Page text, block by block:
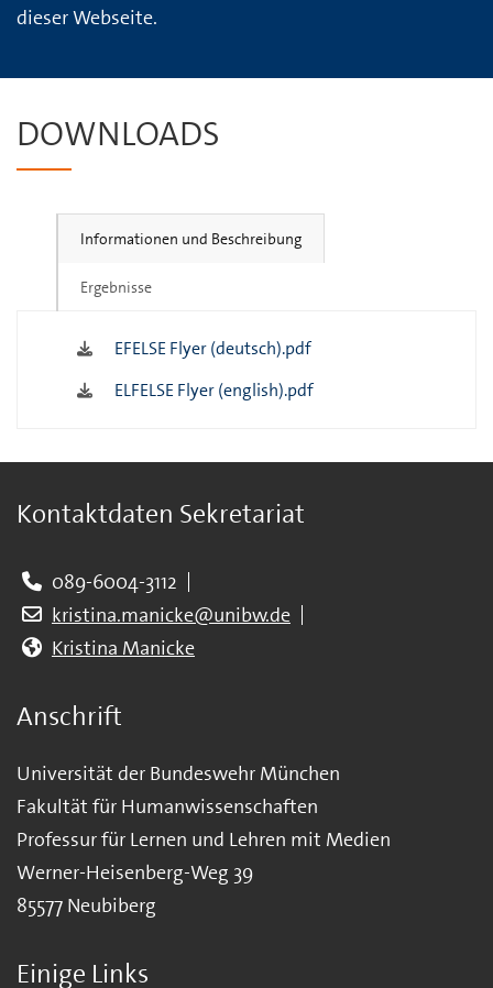
dieser Webseite.
DOWNLOADS
Informationen und Beschreibung
Ergebnisse
EFELSE Flyer (deutsch).pdf
ELFELSE Flyer (english).pdf
Kontaktdaten Sekretariat
089-6004-3112
kristina.manicke@unibw.de
Kristina Manicke
Anschrift
Universität der Bundeswehr München
Fakultät für Humanwissenschaften
Professur für Lernen und Lehren mit Medien
Werner-Heisenberg-Weg 39
85577 Neubiberg
Einige Links